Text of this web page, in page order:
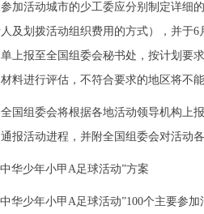
活动城市的少工委应分别制定详细
及划拨活动组织费用的方式），并于
上报至全国组委会秘书处，按计划要
料进行评估，不符合要求的地区将不
组委会将根据各地活动领导机构上报
报活动进程，并附全国组委会对活动
少年小甲A足球活动”方案
少年小甲A足球活动”100个主要参